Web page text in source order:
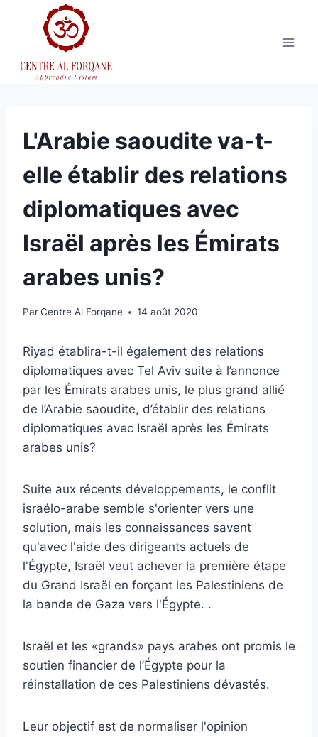
L'Arabie saoudite va-t-
elle établir des relations
diplomatiques avec
Israël après les Émirats
arabes unis?
ParCentre Al Forqane 14 août 2020
Riyad établira-t-il également des relations
diplomatiques avec Tel Aviv suite à l’annonce
par les Émirats arabes unis, le plus grand allié
de l’Arabie saoudite, d’établir des relations
diplomatiques avec Israël après les Émirats
arabes unis?
Suite aux récents développements, le conflit
israélo-arabe semble s'orienter vers une
solution, mais les connaissances savent
qu'avec l'aide des dirigeants actuels de
l'Égypte, Israël veut achever la première étape
du Grand Israël en forçant les Palestiniens de
la bande de Gaza vers l'Égypte. .
Israël et les «grands» pays arabes ont promis le
soutien financier de l’Égypte pour la
réinstallation de ces Palestiniens dévastés.
Leur objectif est de normaliser l'opinion